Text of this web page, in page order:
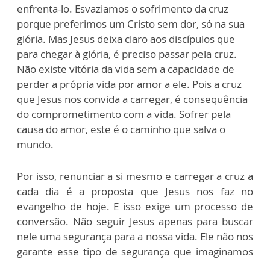
enfrenta-lo. Esvaziamos o sofrimento da cruz
porque preferimos um Cristo sem dor, só na sua
glória. Mas Jesus deixa claro aos discípulos que
para chegar à glória, é preciso passar pela cruz.
Não existe vitória da vida sem a capacidade de
perder a própria vida por amor a ele. Pois a cruz
que Jesus nos convida a carregar, é consequência
do comprometimento com a vida. Sofrer pela
causa do amor, este é o caminho que salva o
mundo.
Por isso, renunciar a si mesmo e carregar a cruz a
cada dia é a proposta que Jesus nos faz no
evangelho de hoje. E isso exige um processo de
conversão. Não seguir Jesus apenas para buscar
nele uma segurança para a nossa vida. Ele não nos
garante esse tipo de segurança que imaginamos